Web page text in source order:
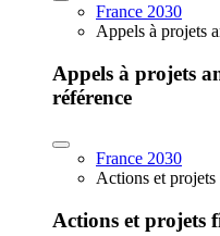
France 2030
Appels à projets
Appels à projets
référence
France 2030
Actions et projets
Actions et projets